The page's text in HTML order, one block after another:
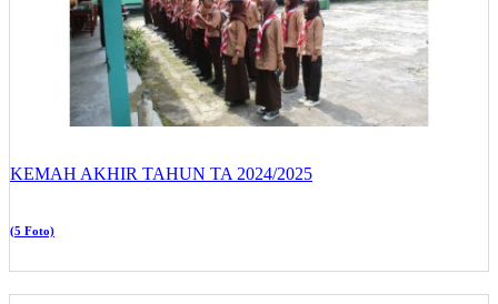
KEMAH AKHIR TAHUN TA 2024/2025
(5 Foto)